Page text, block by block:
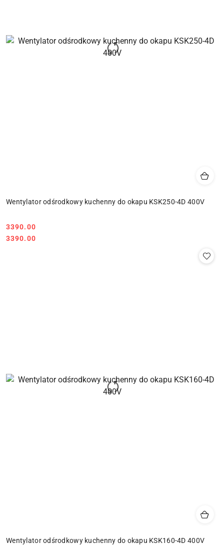
Wentylator odśrodkowy kuchenny do okapu KSK250-4D 400V
Cena:
3390.00
Cena:
3390.00
Wentylator odśrodkowy kuchenny do okapu KSK160-4D 400V